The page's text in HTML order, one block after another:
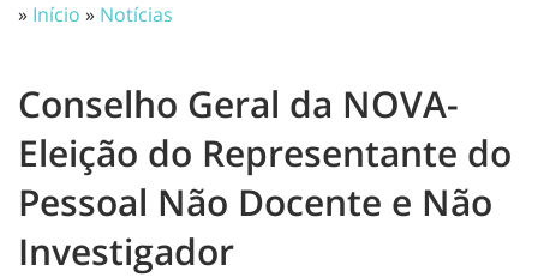
» Início » Notícias
Conselho Geral da NOVA-
Eleição do Representante do
Pessoal Não Docente e Não
Investigador